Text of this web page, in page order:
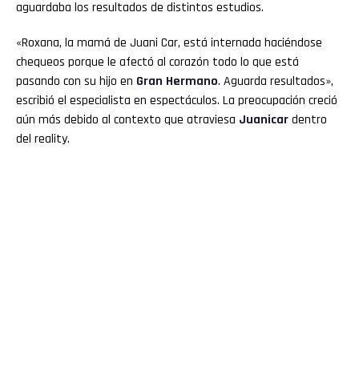
aguardaba los resultados de distintos estudios.
«Roxana, la mamá de Juani Car, está internada haciéndose
chequeos porque le afectó al corazón todo lo que está
pasando con su hijo en Gran Hermano. Aguarda resultados»,
escribió el especialista en espectáculos. La preocupación creció
aún más debido al contexto que atraviesa Juanicardentro
del reality.